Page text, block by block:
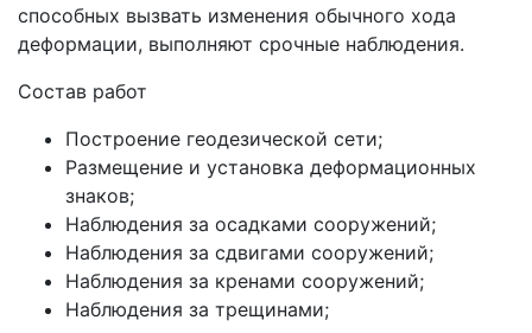
способных вызвать изменения обычного хода
деформации, выполняют срочные наблюдения.
Состав работ
Построение геодезической сети;
Размещение и установка деформационных
знаков;
Наблюдения за осадками сооружений;
Наблюдения за сдвигами сооружений;
Наблюдения за кренами сооружений;
Наблюдения за трещинами;